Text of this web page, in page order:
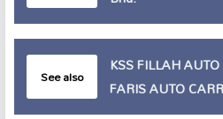
See also
KSS FILLAH
FARIS AUTO